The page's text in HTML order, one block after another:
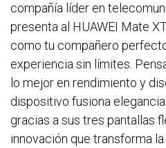
compañía líder en
presenta al HUAWEI Mate
como tu compañero
experiencia sin límites.
lo mejor en rendimiento y
dispositivo fusiona
gracias a sus tres pantallas
innovación que transforma